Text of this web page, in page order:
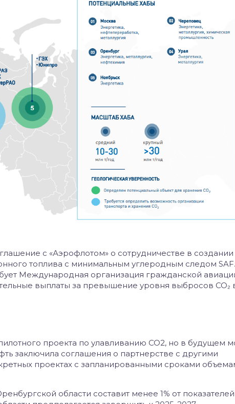
с «Аэрофлотом» о сотрудничестве в создании
топлива с минимальным углеродным следом SAF.
Международная организация гражданской
выплаты за превышение уровня выбросов CO₂
проекта по улавливанию СО2, но в будущем
заключила соглашения о партнерстве с другими
проектах с запланированными сроками
области составит менее 1% от показателей